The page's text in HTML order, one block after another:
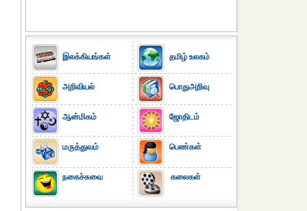
இலக்கியங்கள்
அறிவியல்
ஆன்மிகம்
மருத்துவம்
நகைச்சுவை
தமிழ் உலகம்
பொதுஅறிவு
ஜோதிடம்
பெண்கள்
கலைகள்